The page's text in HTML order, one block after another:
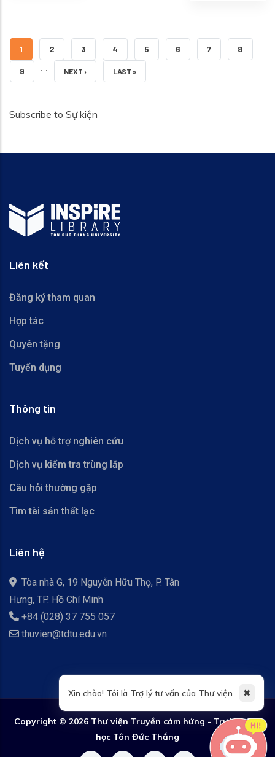
TRANG HIỆN THỜI
1 TRANG
2 TRANG
3 TRANG
4 TRANG
5 TRANG
6 TRANG
7 TRANG
8
TRANG
9 … NEXT PAGE
NEXT › LAST PAGE
LAST »
Subscribe to Sự kiện
Liên kết
Đăng ký tham quan
Hợp tác
Quyên tặng
Tuyển dụng
Thông tin
Dịch vụ hỗ trợ nghiên cứu
Dịch vụ kiểm tra trùng lắp
Câu hỏi thường gặp
Tìm tài sản thất lạc
Liên hệ
Tòa nhà G, 19 Nguyễn Hữu Thọ, P. Tân
Hưng, TP. Hồ Chí Minh
+84 (028) 37 755 057
thuvien@tdtu.edu.vn
Xin chào! Tôi là Trợ lý tư vấn của Thư viện. ✖
Copyright © 2026 Thư viện Truyền cảm hứng - Trường Đại
học Tôn Đức Thắng